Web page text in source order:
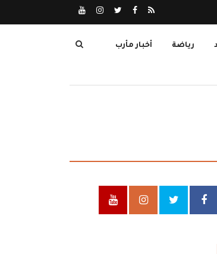
رياضة أخبار مأرب